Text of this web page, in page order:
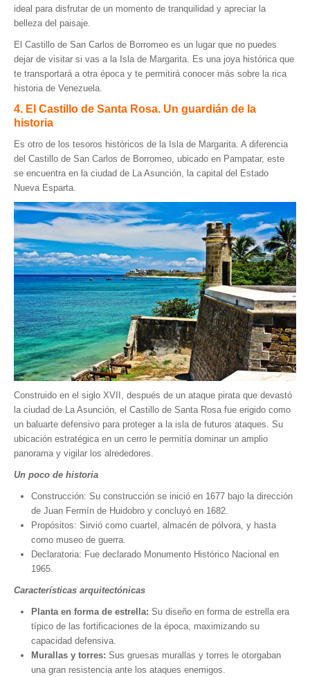
ideal para disfrutar de un momento de tranquilidad y apreciar la
belleza del paisaje.
El Castillo de San Carlos de Borromeo es un lugar que no puedes
dejar de visitar si vas a la Isla de Margarita. Es una joya histórica que
te transportará a otra época y te permitirá conocer más sobre la rica
historia de Venezuela.
4. El Castillo de Santa Rosa. Un guardián de la
historia
Es otro de los tesoros históricos de la Isla de Margarita. A diferencia
del Castillo de San Carlos de Borromeo, ubicado en Pampatar, este
se encuentra en la ciudad de La Asunción, la capital del Estado
Nueva Esparta.
Construido en el siglo XVII, después de un ataque pirata que devastó
la ciudad de La Asunción, el Castillo de Santa Rosa fue erigido como
un baluarte defensivo para proteger a la isla de futuros ataques. Su
ubicación estratégica en un cerro le permitía dominar un amplio
panorama y vigilar los alrededores.
Un poco de historia
Construcción: Su construcción se inició en 1677 bajo la dirección
de Juan Fermín de Huidobro y concluyó en 1682.
Propósitos: Sirvió como cuartel, almacén de pólvora, y hasta
como museo de guerra.
Declaratoria: Fue declarado Monumento Histórico Nacional en
1965.
Características arquitectónicas
Planta en forma de estrella: Su diseño en forma de estrella era
típico de las fortificaciones de la época, maximizando su
capacidad defensiva.
Murallas y torres: Sus gruesas murallas y torres le otorgaban
una gran resistencia ante los ataques enemigos.